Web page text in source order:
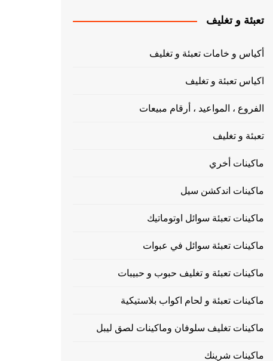
تعبئة و تغليف
أكياس و خامات تعبئة و تغليف
اكياس تعبئة و تغليف
الفروع ، المواعيد ، أرقام مبيعات
تعبئة و تغليف
ماكينات أخري
ماكينات اندكشن سيل
ماكينات تعبئة سوائل اوتوماتيك
ماكينات تعبئة سوائل في عبوات
ماكينات تعبئة و تغليف حبوب و حبيبات
ماكينات تعبئة و لحام اكواب بلاستيكية
ماكينات تغليف سلوفان وماكينات لصق ليبل
ماكينات شرينك